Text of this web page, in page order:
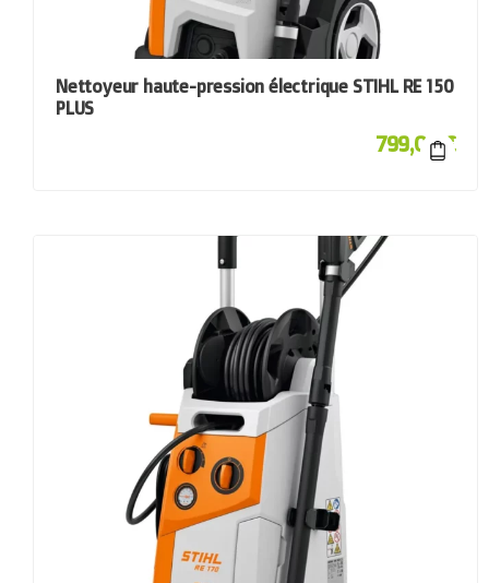
Nettoyeur haute-pression électrique STIHL RE 150
PLUS
799,00€